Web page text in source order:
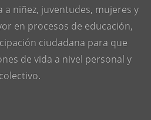
niñez, juventudes, mujeres y
en procesos de educación,
ciudadana para que
de vida a nivel personal y
colectivo.